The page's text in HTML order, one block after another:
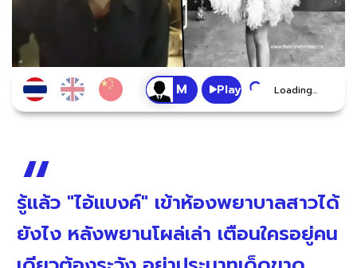
Play Loading...
รู้แล้ว "ไอ้แบงค์" เข้าห้องพยาบาลสาวได้
ยังไง หลังพยานโผล่เล่า เตือนใครอยู่คน